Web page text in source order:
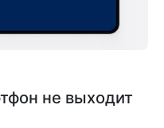
не выходит